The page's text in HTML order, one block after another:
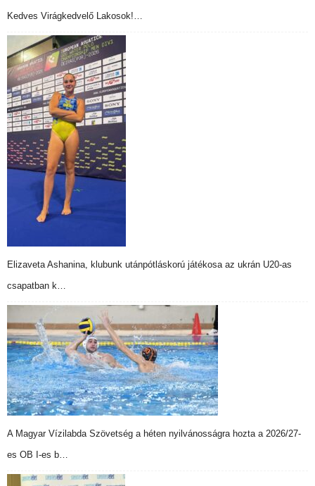
Kedves Virágkedvelő Lakosok!…
Elizaveta Ashanina, klubunk utánpótláskorú játékosa az ukrán U20-as
csapatban k…
A Magyar Vízilabda Szövetség a héten nyilvánosságra hozta a 2026/27-
es OB I-es b…